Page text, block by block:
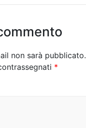
non sarà pubblicato.
*